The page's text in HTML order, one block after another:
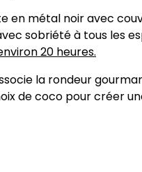
en métal noir avec
sobriété à tous les
20 heures.
la rondeur
de coco pour créer